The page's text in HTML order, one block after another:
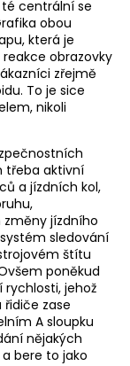
té centrální se
obou
která je
obrazovky
zřejmě
To je sice
nikoli
třeba aktivní
a jízdních kol,
jízdního
sledování
štítu
poněkud
jehož
zase
A sloupku
nějakých
bere to jako